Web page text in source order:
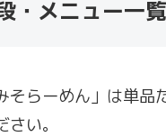
・メニュー一覧
そらーめん」は単
い。